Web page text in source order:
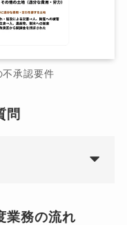
不承認要件
問
業務の流れ